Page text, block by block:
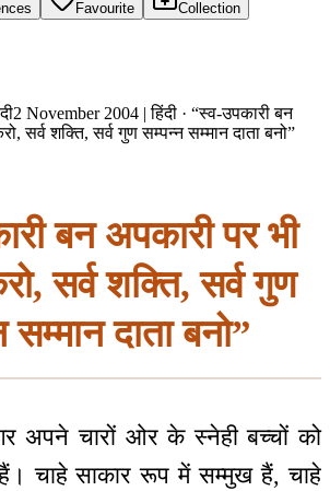
Favourite Collection
2 November 2004 | हिंदी · “स्व-उपकारी बन
सर्व शक्ति, सर्व गुण सम्पन्न सम्मान दाता बनो”
बन अपकारी पर भी
सर्व शक्ति, सर्व गुण
सम्मान दाता बनो”
अपने चारों ओर के स्नेही बच्चों को
हैं। चाहे साकार रूप में सम्मुख हैं, चाहे